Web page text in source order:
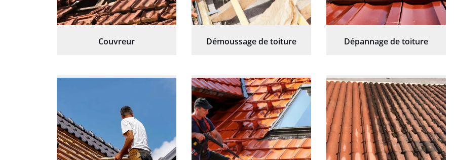
Couvreur Démoussage de toiture Dépannage de toiture